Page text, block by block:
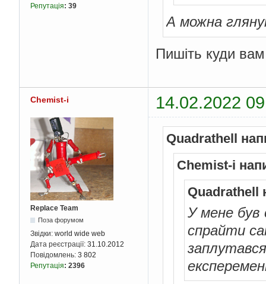
Репутація: 39
А можна
Пишіть куди
Chemist-i 14.02.2022
Replace Team
Поза форумом
Звідки: world wide web
Дата реєстрації: 31.10.2012
Повідомлень: 3 802
Репутація: 2396
Quadrathell
Chemist-i
Quadrathell
У мене був
спрайти